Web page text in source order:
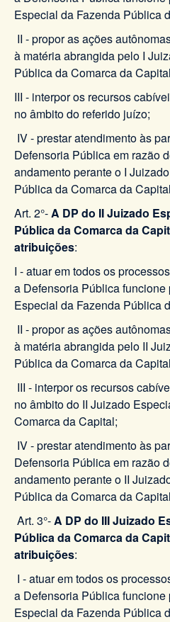
Especial da Fazenda Pública
II - propor as ações
à matéria abrangida pelo I
Pública da Comarca da
III - interpor os recursos
no âmbito do referido juízo;
IV - prestar atendimento às
Defensoria Pública em razão
andamento perante o I
Pública da Comarca da
Art. 2°-A DP do II Juizado
Pública da Comarca da
atribuições:
I - atuar em todos os
a Defensoria Pública funcione
Especial da Fazenda Pública
II - propor as ações
à matéria abrangida pelo II
Pública da Comarca da
III - interpor os recursos
no âmbito do II Juizado
Comarca da Capital;
IV - prestar atendimento às
Defensoria Pública em razão
andamento perante o II
Pública da Comarca da
Art. 3°-A DP do III Juizado
Pública da Comarca da
atribuições:
I - atuar em todos os
a Defensoria Pública funcione
Especial da Fazenda Pública